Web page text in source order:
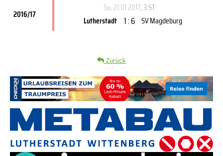
2016/17
Sa, 21.01.2017, 3.ST
Lutherstadt 1 : 6 SV Magdeburg
Zurück